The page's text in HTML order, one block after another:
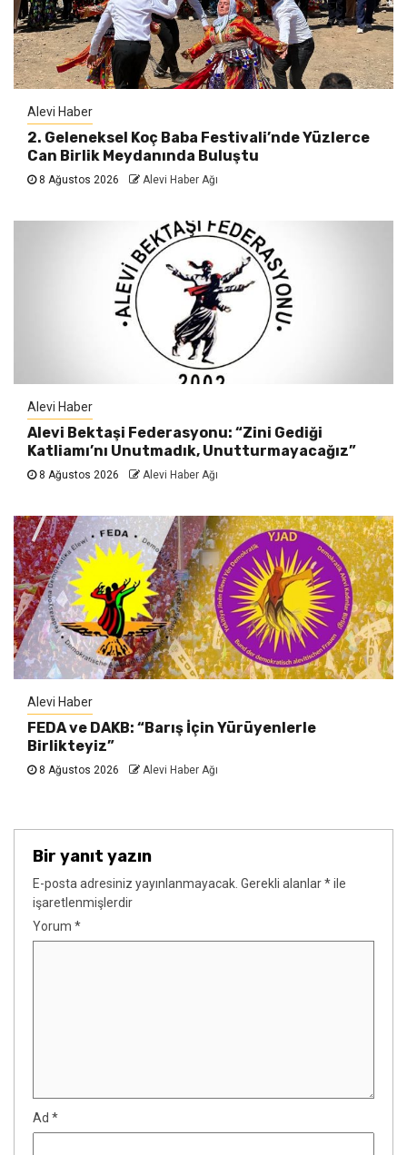
Alevi Haber
2. Geleneksel Koç Baba Festivali’nde Yüzlerce
Can Birlik Meydanında Buluştu
8 Ağustos 2026 Alevi Haber Ağı
Alevi Haber
Alevi Bektaşi Federasyonu: “Zini Gediği
Katliamı’nı Unutmadık, Unutturmayacağız”
8 Ağustos 2026 Alevi Haber Ağı
Alevi Haber
FEDA ve DAKB: “Barış İçin Yürüyenlerle
Birlikteyiz”
8 Ağustos 2026 Alevi Haber Ağı
Bir yanıt yazın
E-posta adresiniz yayınlanmayacak. Gerekli alanlar*ile
işaretlenmişlerdir
Yorum *
Ad *